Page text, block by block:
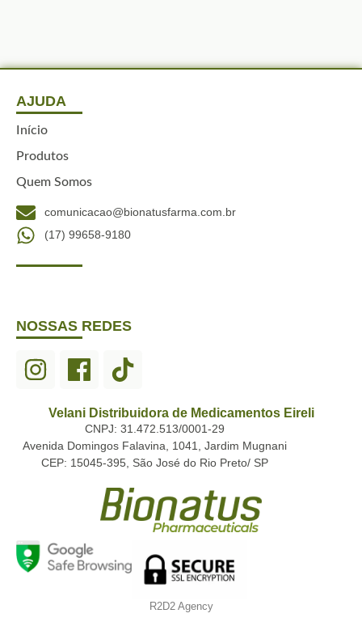
AJUDA
Início
Produtos
Quem Somos
comunicacao@bionatusfarma.com.br
(17) 99658-9180
NOSSAS REDES
Velani Distribuidora de Medicamentos Eireli
CNPJ: 31.472.513/0001-29
Avenida Domingos Falavina, 1041, Jardim Mugnani
CEP: 15045-395, São José do Rio Preto/ SP
R2D2 Agency